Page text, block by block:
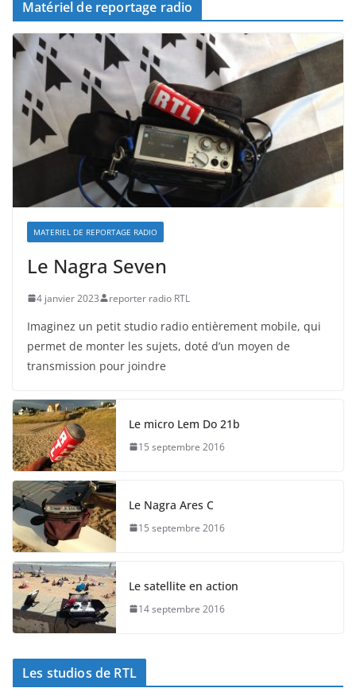
Matériel de reportage radio
MATERIEL DE REPORTAGE RADIO
Le Nagra Seven
4 janvier 2023 reporter radio RTL
Imaginez un petit studio radio entièrement mobile, qui
permet de monter les sujets, doté d’un moyen de
transmission pour joindre
Le micro Lem Do 21b
15 septembre 2016
Le Nagra Ares C
15 septembre 2016
Le satellite en action
14 septembre 2016
Les studios de RTL